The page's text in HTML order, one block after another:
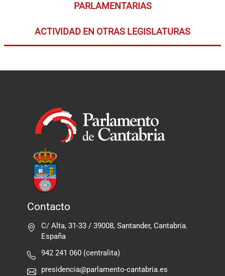
PARLAMENTARIAS
ACTIVIDAD EN OTRAS LEGISLATURAS
Contacto
C/ Alta, 31-33 / 39008, Santander, Cantabria.
España
942 241 060 (centralita)
presidencia@parlamento-cantabria.es